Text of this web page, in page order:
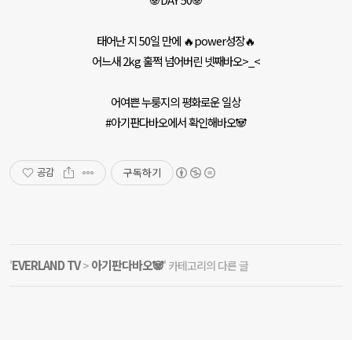
태어난 지 50일 만에 🔥power성장🔥
어느새 2kg 훌쩍 넘어버린 넷째바오>_<
어여쁜 누룽지의 평화로운 일상
#아기판다바오에서 확인해바오🐼
공감 구독하기
'EVERLAND TV> 아기판다바오🐼' 카테고리의 다른 글